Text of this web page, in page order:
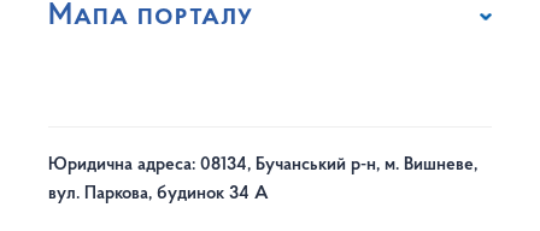
Мапа порталу
Юридична адреса: 08134, Бучанський р-н, м. Вишневе,
вул. Паркова, будинок 34 А